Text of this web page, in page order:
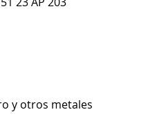
y otros metales